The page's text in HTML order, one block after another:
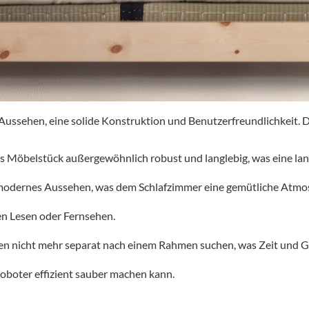
eine solide Konstruktion und Benutzerfreundlichkeit.
außergewöhnlich robust und langlebig, was eine
Aussehen, was dem Schlafzimmer eine gemütliche
oder Fernsehen.
nicht mehr separat nach einem Rahmen suchen, was Zeit und
effizient sauber machen kann.